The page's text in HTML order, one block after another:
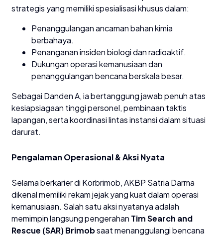
strategis yang memiliki spesialisasi khusus dalam:
​Penanggulangan ancaman bahan kimia
berbahaya.
​Penanganan insiden biologi dan radioaktif.
​Dukungan operasi kemanusiaan dan
penanggulangan bencana berskala besar.
​Sebagai Danden A, ia bertanggung jawab penuh atas
kesiapsiagaan tinggi personel, pembinaan taktis
lapangan, serta koordinasi lintas instansi dalam situasi
darurat.
​Pengalaman Operasional & Aksi Nyata
​Selama berkarier di Korbrimob, AKBP Satria Darma
dikenal memiliki rekam jejak yang kuat dalam operasi
kemanusiaan. Salah satu aksi nyatanya adalah
memimpin langsung pengerahan Tim Search and
Rescue (SAR) Brimobsaat menanggulangi bencana